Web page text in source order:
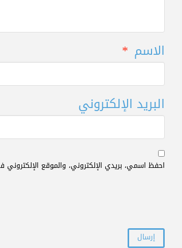
الاسم *
البريد الإلكتروني
احفظ اسمي، بريدي الإلكتروني، والموقع